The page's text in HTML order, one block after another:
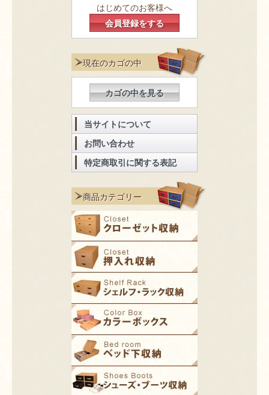
はじめてのお客様へ
会員登録をする
現在のカゴの中
カゴの中を見る
当サイトについて
お問い合わせ
特定商取引に関する表記
商品カテゴリー